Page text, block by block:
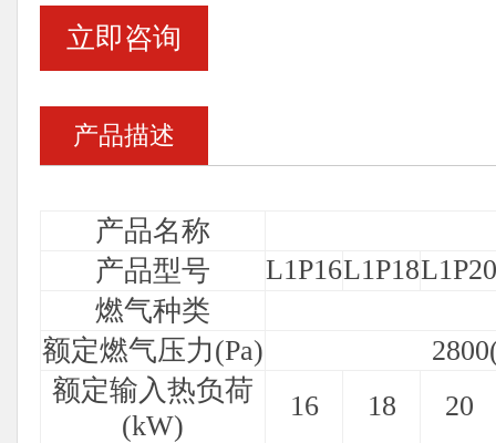
立即咨询
产品描述
产品名称
产品型号
L1P16L1P18L1P20
燃气种类
额定燃气压力(Pa)
额定输入热负荷
(kW)
16 18
20